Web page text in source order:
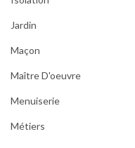
Jardin
Maçon
Maître D'oeuvre
Menuiserie
Métiers